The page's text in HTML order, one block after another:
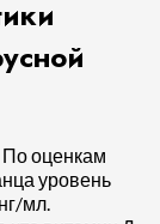
По оценкам
уровень
мл.